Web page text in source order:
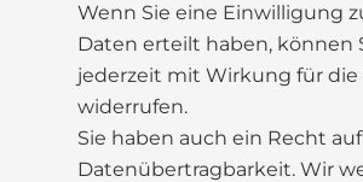
Wenn Sie eine Einwilligung
Daten erteilt haben, können
jederzeit mit Wirkung für
widerrufen.
Sie haben auch ein Recht auf
Datenübertragbarkeit. Wir